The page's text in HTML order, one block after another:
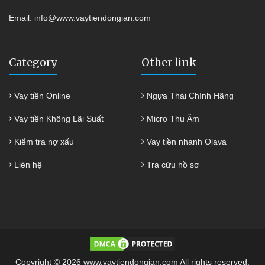
Email: info@www.vaytiendongian.com
Category
Vay tiền Online
Vay tiền Không Lãi Suất
Kiểm tra nợ xấu
Liên hệ
Other link
Ngựa Thái Chính Hãng
Micro Thu Âm
Vay tiền nhanh Olava
Tra cứu hồ sơ
Copyright © 2026 www.vaytiendongian.com All rights reserved.